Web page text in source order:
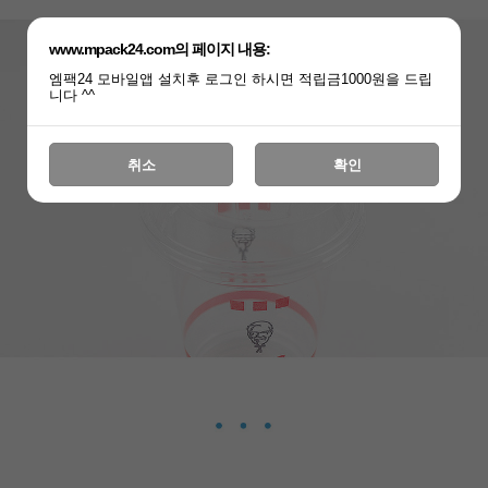
www.mpack24.com의 페이지 내용:
엠팩24 모바일앱 설치후 로그인 하시면 적립금1000원을 드립
니다 ^^
취소 확인